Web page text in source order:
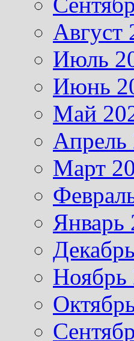
Август
Июль
Июнь
Май
Апрель
Март
Январь
Ноябрь